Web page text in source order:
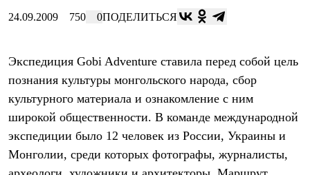
Куртки
Куртки
Софтшелл одежда
Куртки
Брюки
Флисовая одежда
Куртки
Брюки
24.09.2009 750 0ПОДЕЛИТЬСЯ
Экспедиция Gobi Adventure ставила перед собой цель
познания культуры монгольского народа, сбор
культурного материала и ознакомление с ним
широкой общественности. В команде международной
экспедиции было 12 человек из России, Украины и
Монголии, среди которых фотографы, журналисты,